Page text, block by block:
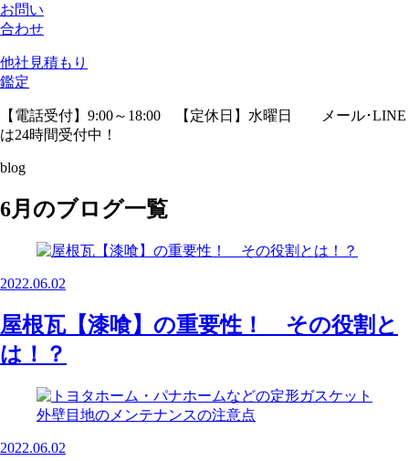
お問い
合わせ
他社見積もり
鑑定
【電話受付】9:00～18:00 【定休日】水曜日
メール･LINE
は24時間受付中！
blog
6月のブログ一覧
2022.06.02
屋根瓦【漆喰】の重要性！ その役割と
は！？
2022.06.02